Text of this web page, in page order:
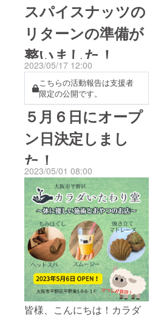
スパイスナッツの
リターンの準備が
整いました！
2023/05/17 12:00
こちらの活動報告は支援者
限定の公開です。
５月６日にオープ
ン日決定しまし
た！
2023/05/01 08:00
皆様、こんにちは！カラダ